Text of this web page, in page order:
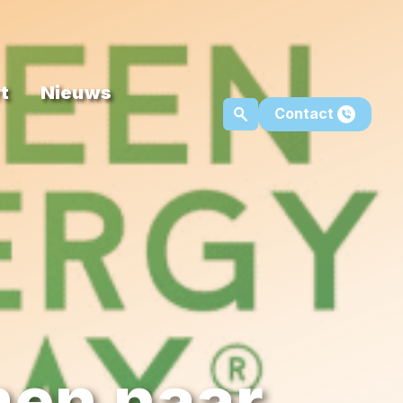
Nieuws
Contact